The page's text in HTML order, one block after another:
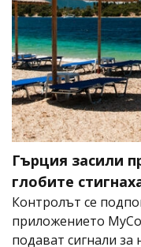
Гърция засили
глобите
Контролът се
приложението
подават сигнали